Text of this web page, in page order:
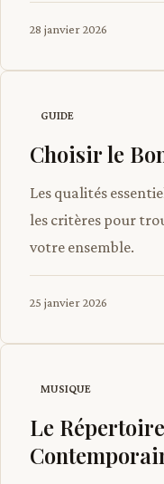
28 janvier 2026
GUIDE
Choisir le
Les qualités
les critères pour
votre ensemble.
25 janvier 2026
MUSIQUE
Le